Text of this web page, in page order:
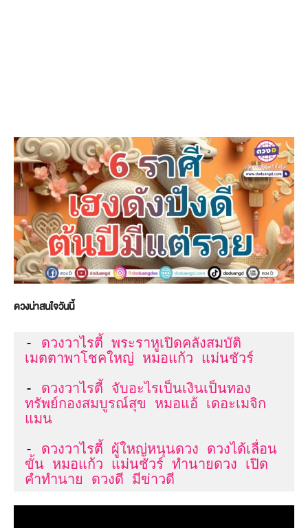
ดวงน่าสนใจวันนี้
- ดวงวาไรตี้ พระราหูเปิดคลังสมบัติ
- ดวงวาไรตี้ จับอะไรเป็นเงินเป็นทอง
ทรัพย์กองสมบูรณ์สุข หมอแอ้ เดอะเมจิก
แมน
- ดวงวาไรตี้ ผู้ใหญ่หนุนดวง ดวงได้เลื่อน
ขั้น หมอแก้ว แม่นชัวร์ ทำนายดวง เปิด
คำทำนาย ดวงดี มีข่าวดี